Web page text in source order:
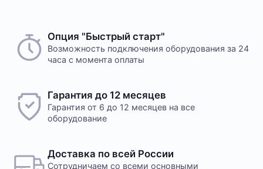
Опция "Быстрый старт"
Возможность подключения оборудования за 24
часа с момента оплаты
Гарантия до 12 месяцев
Гарантия от 6 до 12 месяцев на все
оборудование
Доставка по всей России
Сотрудничаем со всеми основными